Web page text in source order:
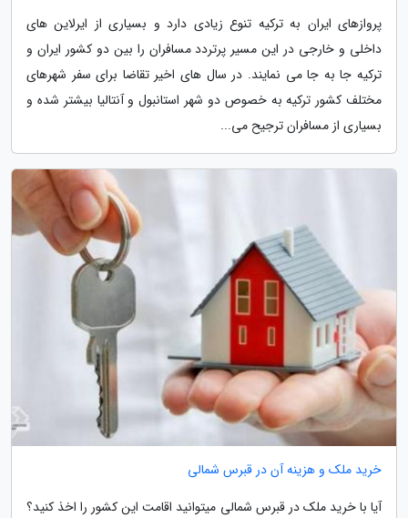
پروازهای ایران به ترکیه تنوع زیادی دارد و بسیاری از ایرلاین های
داخلی و خارجی در این مسیر پرتردد مسافران را بین دو کشور ایران و
ترکیه جا به جا می نمایند. در سال های اخیر تقاضا برای سفر شهرهای
مختلف کشور ترکیه به خصوص دو شهر استانبول و آنتالیا بیشتر شده و
بسیاری از مسافران ترجیح می...
خرید ملک و هزینه آن در قبرس شمالی
آیا با خرید ملک در قبرس شمالی میتوانید اقامت این کشور را اخذ کنید؟